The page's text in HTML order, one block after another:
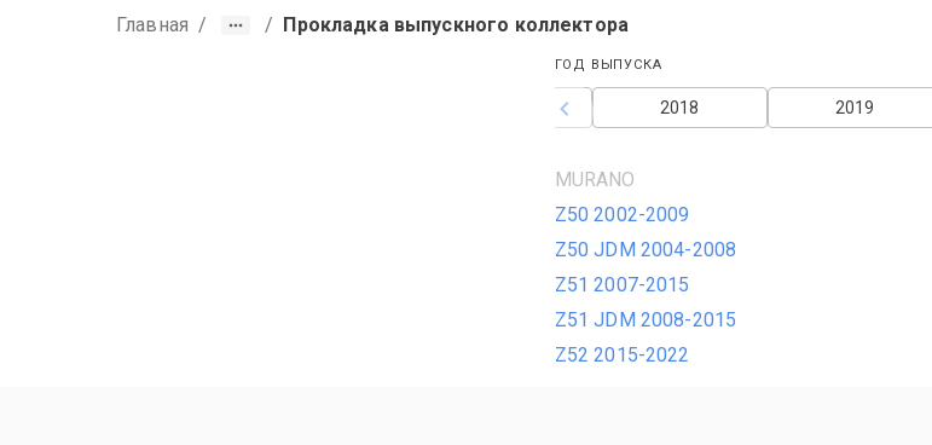
Главная / / Прокладка выпускного коллектора
ГОД ВЫПУСКА
2019
2018
MURANO
Z50 2002-2009
Z50 JDM 2004-2008
Z51 2007-2015
Z51 JDM 2008-2015
Z52 2015-2022